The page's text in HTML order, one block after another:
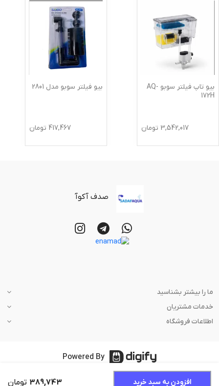
افزودن به سبد خرید 389,743 تومان
بیو تاپ فیلتر سوبو AQ-
172H
3,542,017 تومان
بیو فیلتر سوبو مدل 2801
417,467 تومان
صدف آکوآ
ما را بیشتر بشناسید
خدمات مشتریان
اطلاعات فروشگاه
Powered By